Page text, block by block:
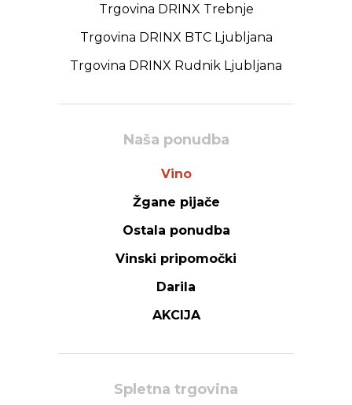
Trgovina DRINX Trebnje
Trgovina DRINX BTC Ljubljana
Trgovina DRINX Rudnik Ljubljana
Naša ponudba
Vino
Žgane pijače
Ostala ponudba
Vinski pripomočki
Darila
AKCIJA
Spletna trgovina